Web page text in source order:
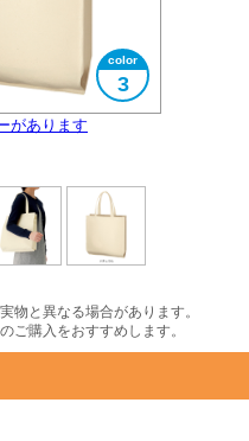
があります
3
応
タイプ）
ージ
物と異なる場合があります。
ご購入をおすすめします。